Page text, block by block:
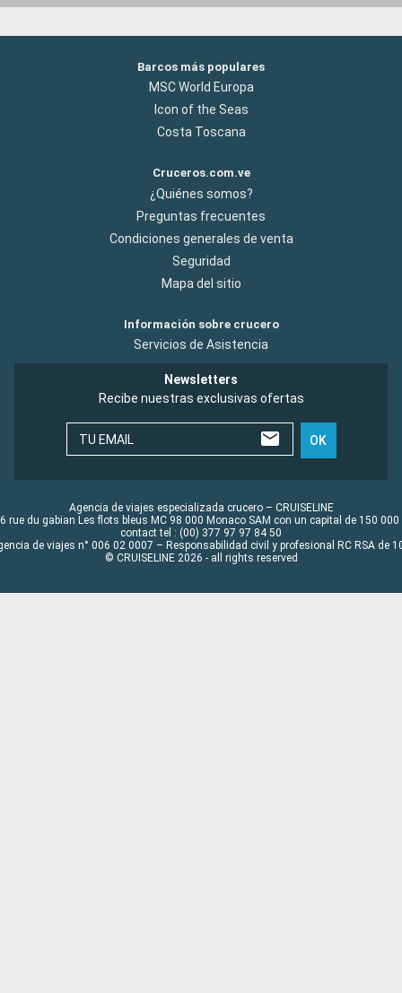
Barcos más populares
MSC World Europa
Icon of the Seas
Costa Toscana
Cruceros.com.ve
¿Quiénes somos?
Preguntas frecuentes
Condiciones generales de venta
Seguridad
Mapa del sitio
Información sobre crucero
Servicios de Asistencia
Newsletters
Recibe nuestras exclusivas ofertas
TU EMAIL OK
Agencia de viajes especializada crucero – CRUISELINE
rue du gabian Les flots bleus MC 98 000 Monaco SAM con un capital de 150 000
contact tel : (00) 377 97 97 84 50
de viajes n° 006 02 0007 – Responsabilidad civil y profesional RC RSA de
© CRUISELINE 2026 - all rights reserved